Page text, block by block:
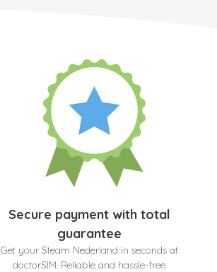
Secure payment with total
guarantee
Get your Steam Nederland in seconds at
doctorSIM. Reliable and hassle-free